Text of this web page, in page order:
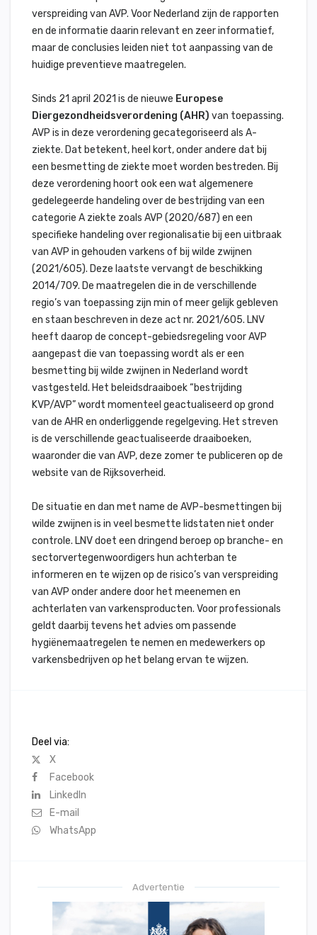
verspreiding van AVP. Voor Nederland zijn de rapporten
en de informatie daarin relevant en zeer informatief,
maar de conclusies leiden niet tot aanpassing van de
huidige preventieve maatregelen.
Sinds 21 april 2021 is de nieuwe Europese
Diergezondheidsverordening (AHR) van toepassing.
AVP is in deze verordening gecategoriseerd als A-
ziekte. Dat betekent, heel kort, onder andere dat bij
een besmetting de ziekte moet worden bestreden. Bij
deze verordening hoort ook een wat algemenere
gedelegeerde handeling over de bestrijding van een
categorie A ziekte zoals AVP (2020/687) en een
specifieke handeling over regionalisatie bij een uitbraak
van AVP in gehouden varkens of bij wilde zwijnen
(2021/605). Deze laatste vervangt de beschikking
2014/709. De maatregelen die in de verschillende
regio’s van toepassing zijn min of meer gelijk gebleven
en staan beschreven in deze act nr. 2021/605. LNV
heeft daarop de concept-gebiedsregeling voor AVP
aangepast die van toepassing wordt als er een
besmetting bij wilde zwijnen in Nederland wordt
vastgesteld. Het beleidsdraaiboek “bestrijding
KVP/AVP” wordt momenteel geactualiseerd op grond
van de AHR en onderliggende regelgeving. Het streven
is de verschillende geactualiseerde draaiboeken,
waaronder die van AVP, deze zomer te publiceren op de
website van de Rijksoverheid.
De situatie en dan met name de AVP-besmettingen bij
wilde zwijnen is in veel besmette lidstaten niet onder
controle. LNV doet een dringend beroep op branche- en
sectorvertegenwoordigers hun achterban te
informeren en te wijzen op de risico’s van verspreiding
van AVP onder andere door het meenemen en
achterlaten van varkensproducten. Voor professionals
geldt daarbij tevens het advies om passende
hygiënemaatregelen te nemen en medewerkers op
varkensbedrijven op het belang ervan te wijzen.
Deel via:
X
Facebook
LinkedIn
E-mail
WhatsApp
Advertentie